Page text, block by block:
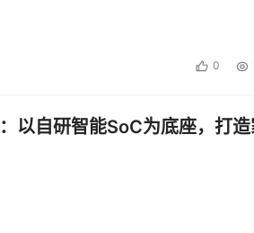
向基层医疗的AI智能体应用“小北医
AI医疗服务新范式全面覆盖基层诊室内
手能够承担绝大多数常规、重复的居
预警信息的人工复核并对重点人群开展
治疗决策与复杂病情处置，最大化释放
0
以自研智能SoC为底座，打